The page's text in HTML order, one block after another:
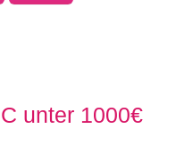
unter 1000€